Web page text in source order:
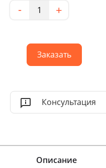
Количество
- +
Заказать
Консультация
Описание